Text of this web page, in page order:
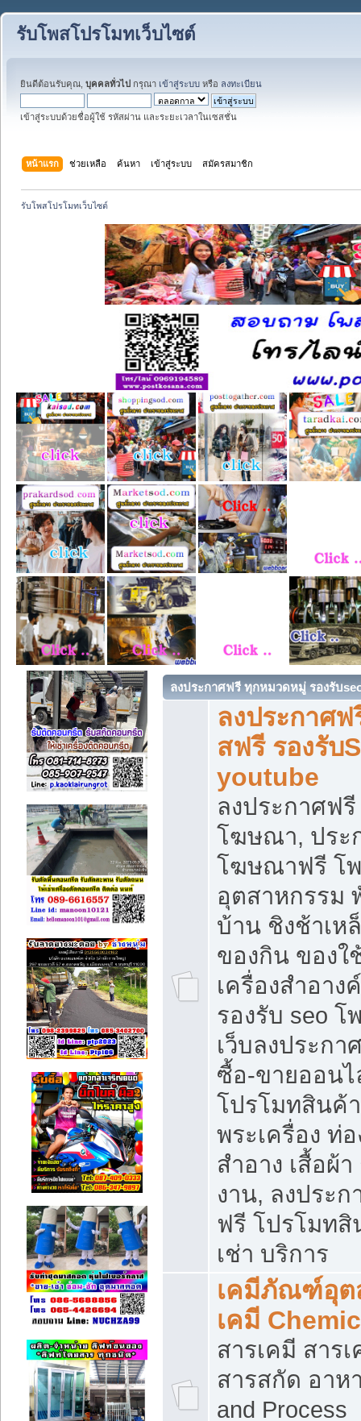
รับโพสโปรโมทเว็บไซต์
ยินดีต้อนรับคุณ, บุคคลทั่วไป กรุณา เข้าสู่ระบบ หรือ ลงทะเบียน
เข้าสู่ระบบด้วยชื่อผู้ใช้ รหัสผ่าน และระยะเวลาในเซสชั่น
หน้าแรก ช่วยเหลือ ค้นหา เข้าสู่ระบบ สมัครสมาชิก
รับโพสโปรโมทเว็บไซต์
ลงประกาศฟรี ทุกหมวดหมู่ รองรับ
ลงประกาศ
สฟรี รองรับ
youtube
ลงประกาศฟ
โฆษณา, ประ
โฆษณาฟรี โ
อุตสาหกรรม
บ้าน ชิงช้าเห
ของกิน ของใ
เครื่องสำอา
รองรับ seo โ
เว็บลงประก
ซื้อ-ขายออน
โปรโมทสินค้
พระเครื่อง ท่อ
สำอาง เสื้อผ้
งาน, ลงประ
ฟรี โปรโมท
เช่า บริการ
เคมีภัณฑ์อุต
เคมี
สารเคมี สาร
สารสกัด อาห
and Process